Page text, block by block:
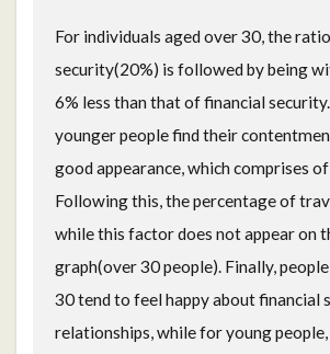
For individuals aged over 30, the
security(20%) is followed by being
6% less than that of financial
younger people find their
good appearance, which comprises
Following this, the percentage of
while this factor does not appear on
graph(over 30 people). Finally,
30 tend to feel happy about financial
relationships, while for young people,